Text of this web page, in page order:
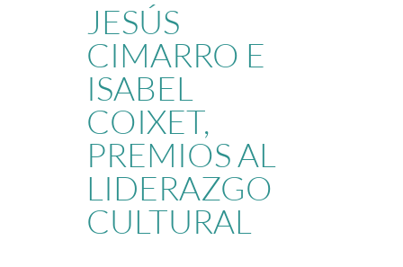
JESÚS
CIMARRO E
ISABEL
COIXET,
PREMIOS AL
LIDERAZGO
CULTURAL